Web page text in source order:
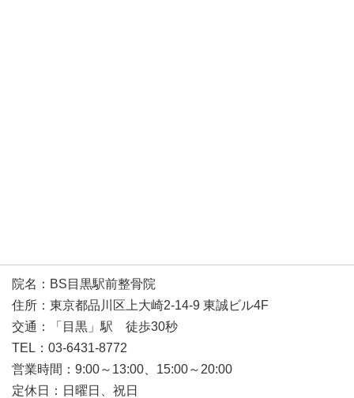
院名：BS目黒駅前整骨院
住所：東京都品川区上大崎2-14-9 東誠ビル4F
交通：「目黒」駅 徒歩30秒
TEL：03-6431-8772
営業時間：9:00～13:00、15:00～20:00
定休日：日曜日、祝日